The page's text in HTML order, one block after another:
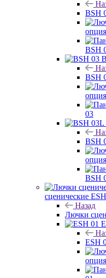
BSH
BSH
BSH
03
BSH
BSH
сценические
Назад
Лючки
ESH